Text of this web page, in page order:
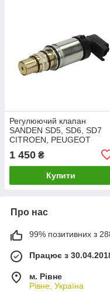
Регулюючий клапан
SANDEN SD5, SD6, SD7
CITROEN, PEUGEOT
(EK25-7006, KTT060020,
6453 PN, 6453 PP, 6453
PQ)
1 450 ₴
Купити
Про нас
99% позитивних з 288
Працює з
м. Рівне
Рівне, Україна